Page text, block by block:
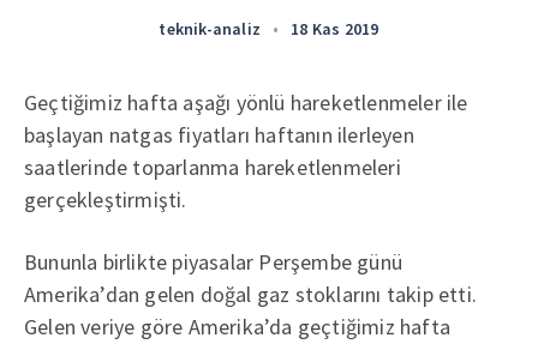
teknik-analiz • 18 Kas 2019
Geçtiğimiz hafta aşağı yönlü hareketlenmeler ile
başlayan natgas fiyatları haftanın ilerleyen
saatlerinde toparlanma hareketlenmeleri
gerçekleştirmişti.
Bununla birlikte piyasalar Perşembe günü
Amerika’dan gelen doğal gaz stoklarını takip etti.
Gelen veriye göre Amerika’da geçtiğimiz hafta